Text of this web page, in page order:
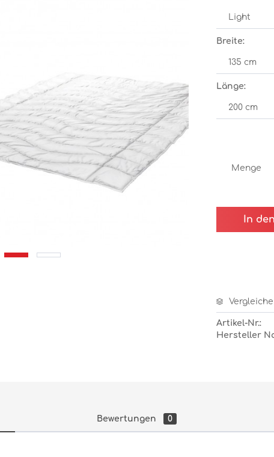
Breite:
Länge:
Menge
In
Artikel-Nr.:
Hersteller
Bewertungen 0